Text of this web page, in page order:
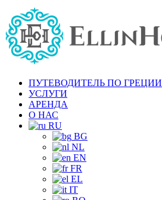
ПУТЕВОДИТЕЛЬ ПО ГРЕЦИИ
УСЛУГИ
АРЕНДА
О НАС
RU
BG
NL
EN
FR
EL
IT